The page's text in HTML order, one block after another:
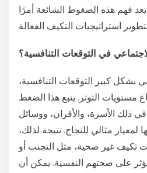
يعد فهم هذه الضغوط الشائعة أمرًا
في التوقعات التنافسية؟
بشكل كبير التوقعات التنافسية،
مستويات التوتر. ينبع هذا الضغط
ذلك الأسرة، والأقران، ووسائل
لمعيار مثالي للنجاح. نتيجة لذلك،
تكيف غير صحية، مثل التجنب أو
على صحتهم النفسية. يمكن أن